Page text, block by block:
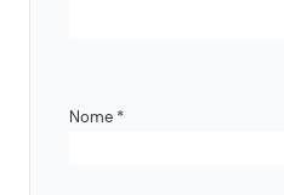
Nome *